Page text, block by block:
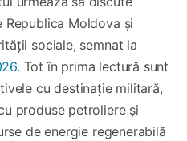
Moldova și
sociale, semnat la
. Tot în prima lectură sunt
cu destinație militară,
produse petroliere și
de energie regenerabilă